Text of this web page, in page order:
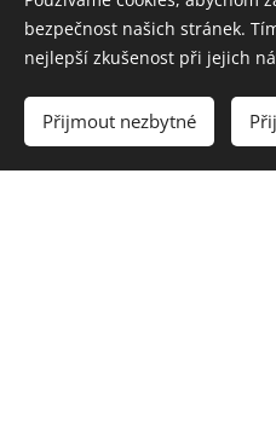
bezpečnost našich stránek.
nejlepší zkušenost při jejich
Přijmout nezbytné